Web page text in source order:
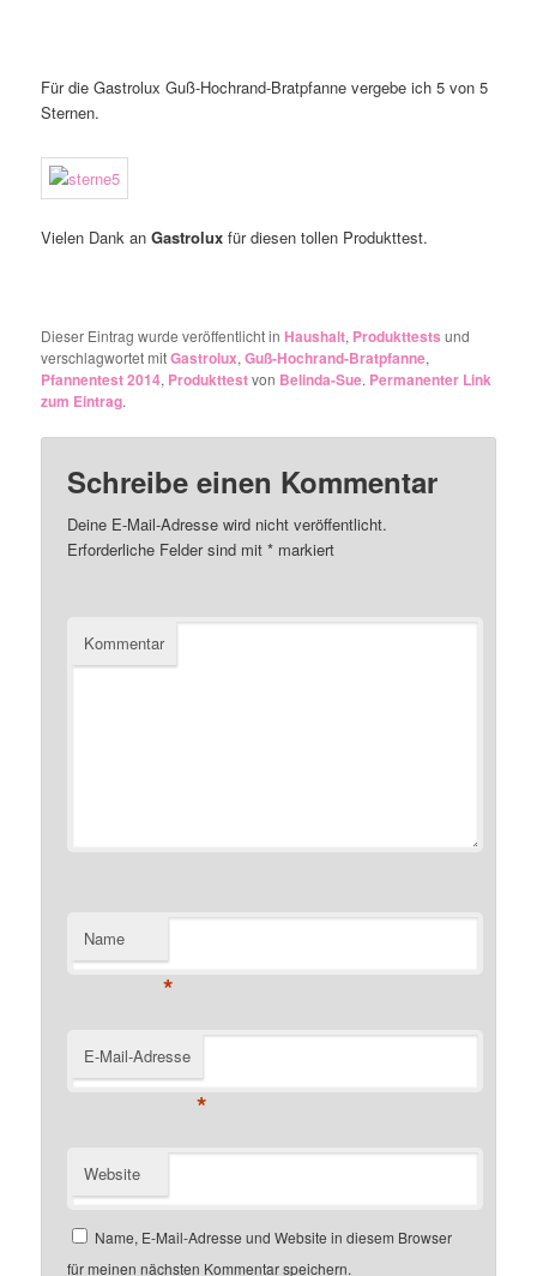
Für die Gastrolux Guß-Hochrand-Bratpfanne vergebe ich 5 von 5
Sternen.
Vielen Dank anGastrolux für diesen tollen Produkttest.
Dieser Eintrag wurde veröffentlicht inHaushalt, Produkttests und
verschlagwortet mitGastrolux,Guß-Hochrand-Bratpfanne,
Pfannentest 2014, Produkttestvon Belinda-Sue. Permanenter Link
zum Eintrag.
Schreibe einen Kommentar
Deine E-Mail-Adresse wird nicht veröffentlicht.
Erforderliche Felder sind mit* markiert
Kommentar
Name
*
E-Mail-Adresse
*
Website
Name, E-Mail-Adresse und Website in diesem Browser
für meinen nächsten Kommentar speichern.